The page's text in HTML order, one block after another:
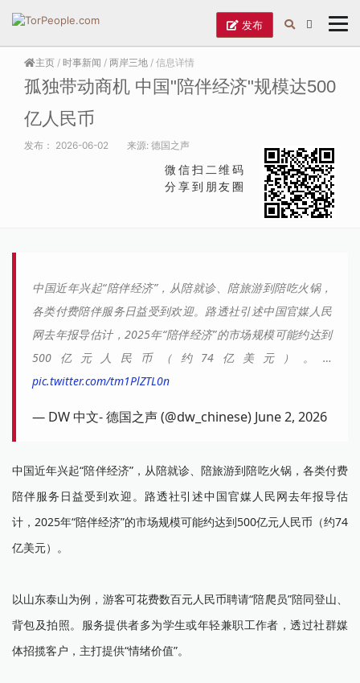
发布
主页 / 时事新闻 / 两岸三地 / 信息详情
孤独带动商机 中国"陪伴经济"规模达500
亿人民币
发布： 2026-06-02 来源: 德国之声
微信扫二维码
分享到朋友圈
中国近年兴起“陪伴经济”，从陪就诊、陪旅游到陪吃火锅，
各类付费陪伴服务日益受到欢迎。路透社引述中国官媒人民
网去年报导估计，2025年“陪伴经济”的市场规模可能约达到
500亿元人民币（约74亿美元）。…
pic.twitter.com/tm1PlZTL0n
— DW 中文- 德国之声 (@dw_chinese) June 2, 2026
中国近年兴起“陪伴经济”，从陪就诊、陪旅游到陪吃火锅，各类付费
陪伴服务日益受到欢迎。路透社引述中国官媒人民网去年报导估
计，2025年“陪伴经济”的市场规模可能约达到500亿元人民币（约74
亿美元）。
以山东泰山为例，游客可花费数百元人民币聘请“陪爬员”陪同登山、
背包及拍照。服务提供者多为学生或年轻兼职工作者，透过社群媒
体招揽客户，主打提供“情绪价值”。